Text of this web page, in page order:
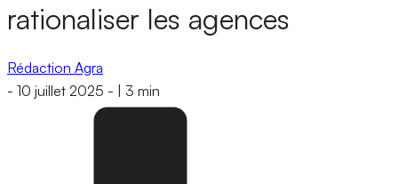
rationaliser les agences
Rédaction Agra
- 10 juillet 2025 - 3 min